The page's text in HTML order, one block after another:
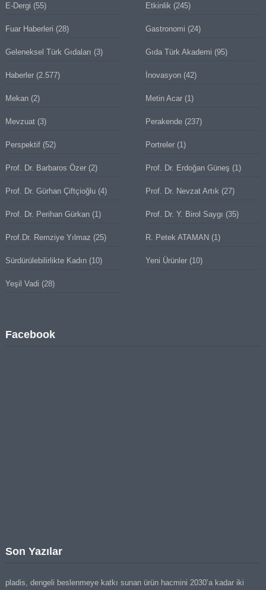
E-Dergi (55) Etkinlik (245)
Fuar Haberleri (28) Gastronomi (24)
Geleneksel Türk Gıdaları (3) Gıda Türk Akademi (95)
Haberler(2.577) İnovasyon (42)
Mekan(2) Metin Acar (1)
Mevzuat(3) Perakende (237)
Perspektif(52) Portreler (1)
Prof. Dr. Barbaros Özer(2) Prof. Dr. Erdoğan Güneş (1)
Prof. Dr. Gürhan Çiftçioğlu(4) Prof. Dr. Nevzat Artık (27)
Prof. Dr. Perihan Gürkan(1) Prof. Dr. Y. Birol Saygı (35)
Prof.Dr. Remziye Yılmaz (25) R. Petek ATAMAN (1)
Sürdürülebilirlikte Kadın(10) Yeni Ürünler (10)
Yeşil Vadi (28)
Facebook
Son Yazılar
pladis, dengeli beslenmeye katkı sunan ürün hacmini 2030’a kadar iki